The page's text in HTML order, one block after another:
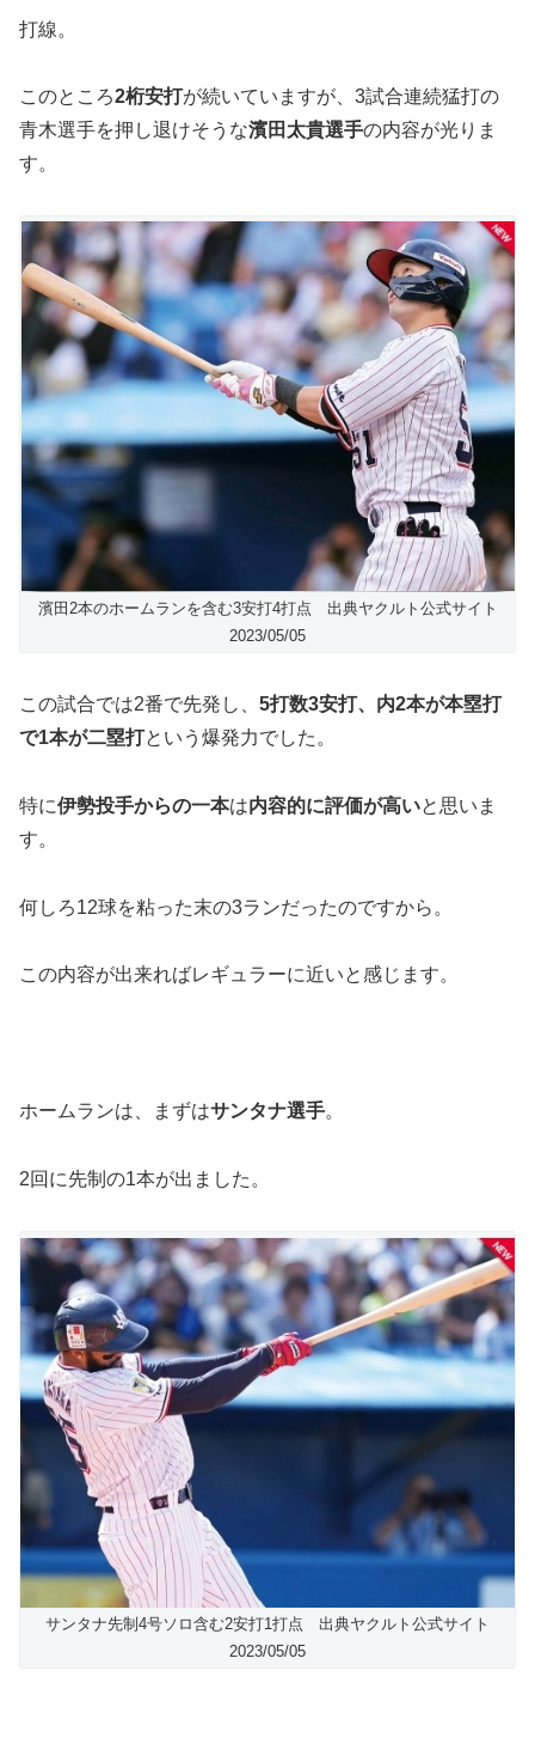
打線。
このところ2桁安打が続いていますが、3試合連続猛打の
青木選手を押し退けそうな濱田太貴選手の内容が光りま
す。
濱田2本のホームランを含む3安打4打点 出典ヤクルト公式サイト
2023/05/05
この試合では2番で先発し、 5打数3安打、内2本が本塁打
で1本が二塁打という爆発力でした。
特に伊勢投手からの一本は内容的に評価が高いと思いま
す。
何しろ12球を粘った末の3ランだったのですから。
この内容が出来ればレギュラーに近いと感じます。
ホームランは、まずはサンタナ選手。
2回に先制の1本が出ました。
サンタナ先制4号ソロ含む2安打1打点 出典ヤクルト公式サイト
2023/05/05